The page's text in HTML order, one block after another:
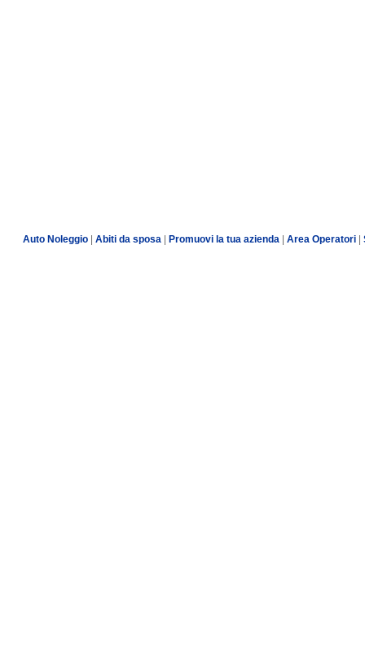
Auto Noleggio Abiti da sposa Promuovi la tua azienda Area Operatori